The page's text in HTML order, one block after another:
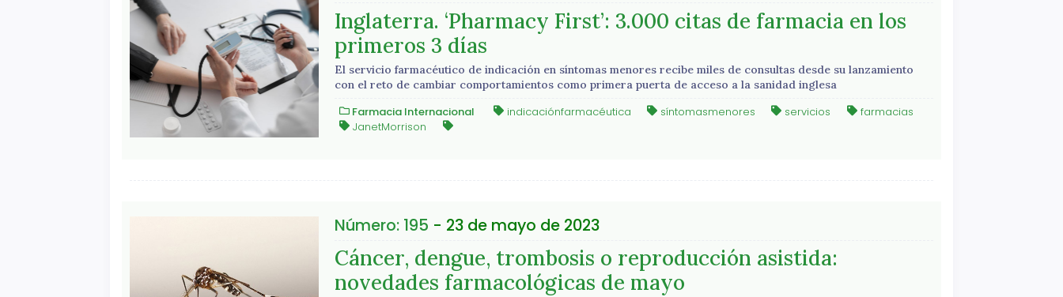
Inglaterra. ‘Pharmacy First’: 3.000 citas de farmacia en los
primeros 3 días
El servicio farmacéutico de indicación en síntomas menores recibe miles de consultas desde su lanzamiento
con el reto de cambiar comportamientos como primera puerta de acceso a la sanidad inglesa
Farmacia Internacional indicaciónfarmacéutica síntomasmenores servicios
farmacias
JanetMorrison
Número: 195 - 23 de mayo de 2023
Cáncer, dengue, trombosis o reproducción asistida:
novedades farmacológicas de mayo